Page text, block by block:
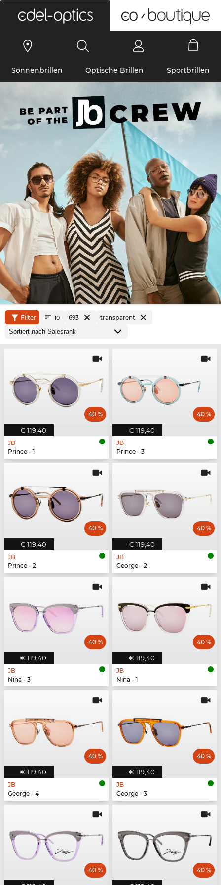
Sonnenbrillen Optische Brillen Sportbrillen
Filter 10 693 transparent
€ 119,40
40 %
JB
Prince - 1
€ 119,40
40 %
JB
Prince - 3
€ 119,40
40 %
JB
Prince - 2
€ 119,40
40 %
JB
George - 2
€ 119,40
40 %
JB
Nina - 3
€ 119,40
40 %
JB
Nina - 1
€ 119,40
40 %
JB
George - 4
€ 119,40
40 %
JB
George - 3
40 % 40 %